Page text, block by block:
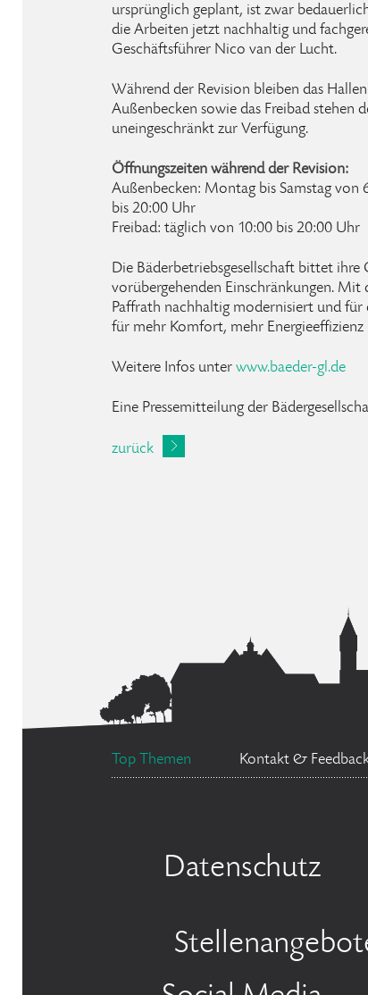
ursprünglich geplant, ist zwar
die Arbeiten jetzt nachhaltig und
Geschäftsführer Nico van der Lucht.
Während der Revision bleiben das
Außenbecken sowie das Freibad stehen
uneingeschränkt zur Verfügung.
Öffnungszeiten während der Revision:
Außenbecken: Montag bis Samstag von
bis 20:00 Uhr
Freibad: täglich von 10:00 bis 20:00 Uhr
Die Bäderbetriebsgesellschaft bittet ihre
vorübergehenden Einschränkungen.
Paffrath nachhaltig modernisiert und
für mehr Komfort, mehr Energieeffizienz
Weitere Infos unter www.baeder-gl.de
Eine Pressemitteilung der
zurück
Top Themen Kontakt &
Datenschutz